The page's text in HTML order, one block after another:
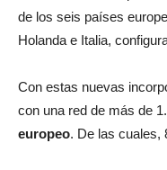
de los seis países
Holanda e Italia,
Con estas nuevas
con una red de más de
europeo. De las cuales,